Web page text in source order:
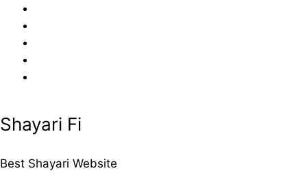
content
Shayari Fi
Best Shayari Website